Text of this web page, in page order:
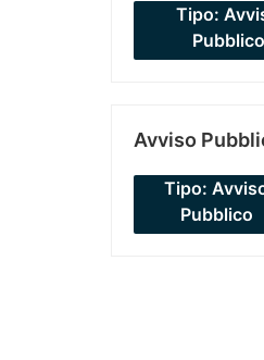
Tipo:
Pubblico
Avviso
Tipo:
Pubblico